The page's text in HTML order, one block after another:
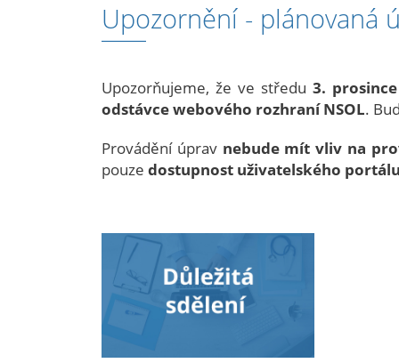
Upozornění - plánovaná
Upozorňujeme, že ve středu 3.
odstávce webového rozhraní NSOL.
Provádění úprav nebude mít vliv na
pouze dostupnost uživatelského